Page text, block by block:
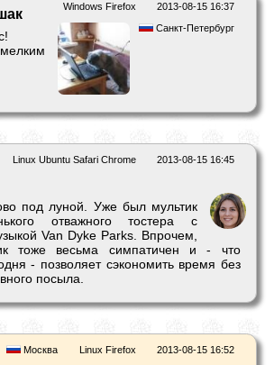
2013-08-15 16:37
Windows Firefox
Санкт-Петербург
2013-08-15 16:45
Linux Ubuntu Safari Chrome
под луной. Уже был мультик
отважного тостера с
Van Dyke Parks. Впрочем,
тоже весьма симпатичен и - что
- позволяет сэкономить время без
посыла.
2013-08-15 16:52
Linux Firefox
Москва